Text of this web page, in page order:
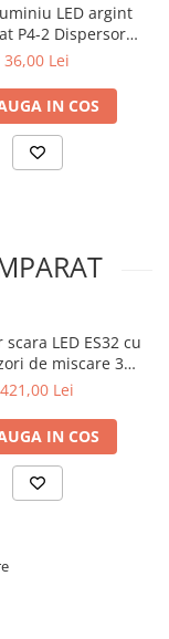
+55°C
/ suprasarcină
22 mm
ETSI EN 301 489-
EN 62368-
/ ETSI EN
LED argint
P4-2 Dispersor
opal 2M
36,00 Lei
IN COS
LED ES32 cu
de miscare 32
canale
421,00 Lei
IN COS